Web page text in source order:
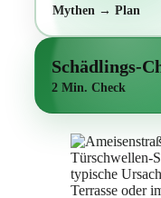
Mythen → Plan
Schädlings-
2 Min. Check